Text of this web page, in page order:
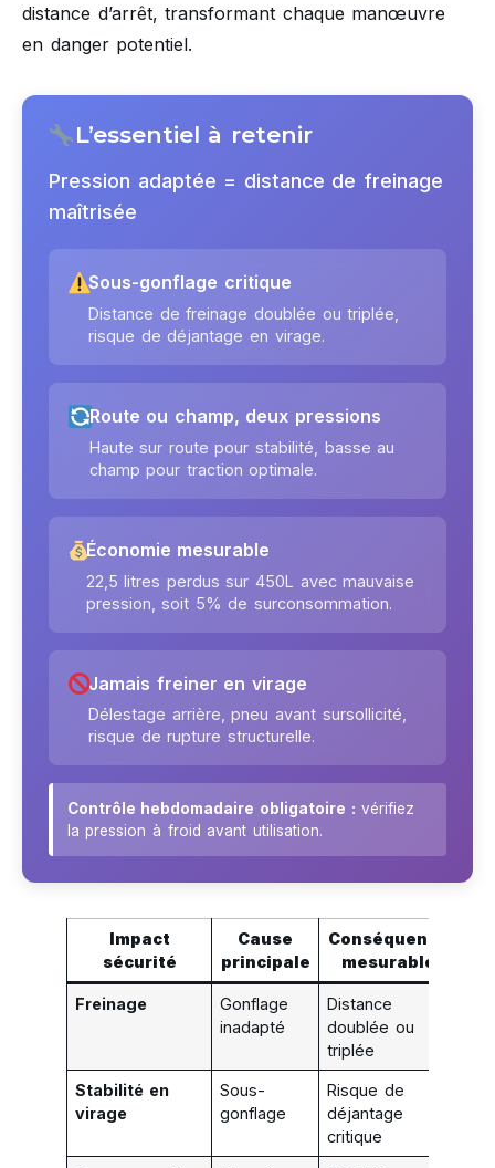
distance d’arrêt, transformant chaque manœuvre
en danger potentiel.
L’essentiel à retenir
Pression adaptée = distance de freinage
maîtrisée
Sous-gonflage critique
Distance de freinage doublée ou triplée,
risque de déjantage en virage.
Route ou champ, deux pressions
Haute sur route pour stabilité, basse au
champ pour traction optimale.
Économie mesurable
22,5 litres perdus sur 450L avec mauvaise
pression, soit 5% de surconsommation.
Jamais freiner en virage
Délestage arrière, pneu avant sursollicité,
risque de rupture structurelle.
Contrôle hebdomadaire obligatoire : vérifiez
la pression à froid avant utilisation.
Impact
sécurité
Cause
principale
Conséquence
mesurable
Freinage
Gonflage
inadapté
Distance
doublée ou
triplée
Stabilité en
virage
Sous-
gonflage
Risque de
déjantage
critique